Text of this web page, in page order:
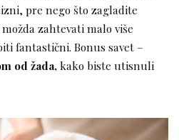
pre nego što zagladite
zahtevati malo više
fantastični. Bonus savet –
od žada,kako biste utisnuli